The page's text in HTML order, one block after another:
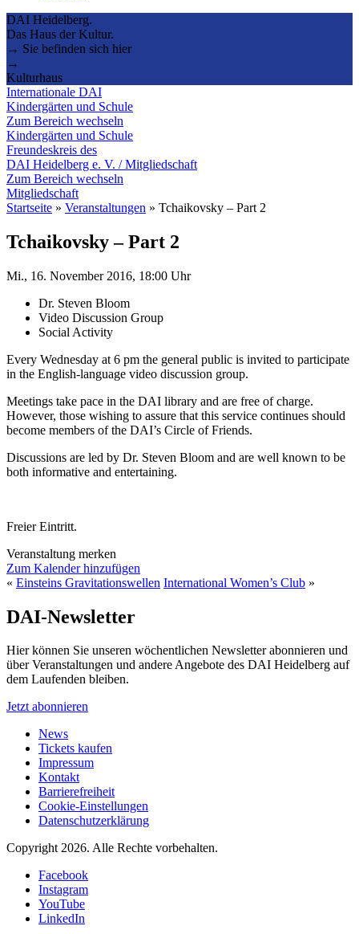
DAI Heidelberg.
Das Haus der Kultur.
→ Sie befinden sich hier
→
Kulturhaus
Internationale DAI
Kindergärten und Schule
Zum Bereich wechseln
Kindergärten und Schule
Freundeskreis des
DAI Heidelberg e. V. / Mitgliedschaft
Zum Bereich wechseln
Mitgliedschaft
Startseite » Veranstaltungen » Tchaikovsky – Part 2
Tchaikovsky – Part 2
Mi., 16. November 2016, 18:00 Uhr
Dr. Steven Bloom
Video Discussion Group
Social Activity
Every Wednesday at 6 pm the general public is invited to participate
in the English-language video discussion group.
Meetings take pace in the DAI library and are free of charge.
However, those wishing to assure that this service continues should
become members of the DAI’s Circle of Friends.
Discussions are led by Dr. Steven Bloom and are well known to be
both informative and entertaining.
Freier Eintritt.
Veranstaltung merken
Zum Kalender hinzufügen
« Einsteins Gravitationswellen International Women’s Club »
DAI-Newsletter
Hier können Sie unseren wöchentlichen Newsletter abonnieren und
über Veranstaltungen und andere Angebote des DAI Heidelberg auf
dem Laufenden bleiben.
Jetzt abonnieren
News
Tickets kaufen
Impressum
Kontakt
Barrierefreiheit
Cookie-Einstellungen
Datenschutzerklärung
Copyright 2026. Alle Rechte vorbehalten.
Facebook
Instagram
YouTube
LinkedIn